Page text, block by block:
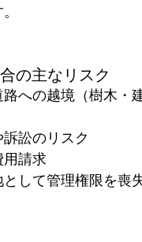
の主なリスク
への越境（樹木・
訟のリスク
用請求
して管理権限を喪